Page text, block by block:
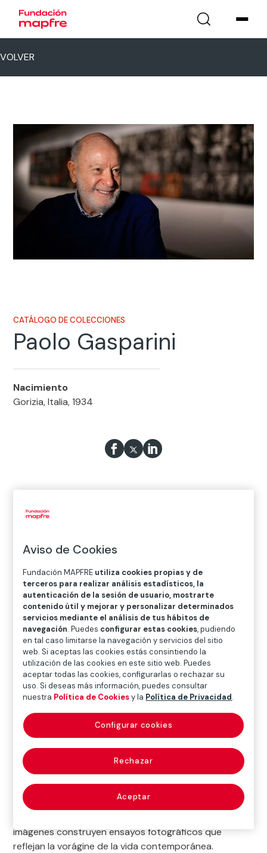
VOLVER
CATÁLOGO DE COLECCIONES
Paolo Gasparini
Nacimiento
Gorizia, Italia, 1934
Biografía
Italia, 1934) muestran la realidad social de la posguerra
italiano. Con veinte años emigra a Venezuela y, aunque
se dedica profesionalmente a la fotografía de
arquitectura, comienza a retratar el país y a trabajar el
reportaje de calle con un lenguaje realista influido por
autores como Paul Strand, Robert Frank o William Klein.
Con su trabajo fotográfico, que le ha valido ser uno de
los autores más destacados del panorama
latinoamericano, recorre diferentes países de América
y Europa, e incide en las contradicciones del mundo
actual, subrayando las desigualdades sociales,
económicas y culturales. Carteles publicitarios,
rascacielos, casas humildes, trabajadores, personas
sin hogar o transeúntes son los protagonistas de una
obra que se propone conectar las realidades de dos
mundos aparentemente opuestos —el denominado
«primer mundo» y los países empobrecidos— para
imágenes construyen ensayos fotográficos que
reflejan la vorágine de la vida contemporánea.
Aviso de Cookies
Fundación MAPFRE utiliza cookies propias y de
terceros para realizar análisis estadísticos, la
autenticación de la sesión de usuario, mostrarte
contenido útil y mejorar y personalizar determinados
servicios mediante el análisis de tus hábitos de
navegación. Puedes configurar estas cookies, pudiendo
en tal caso limitarse la navegación y servicios del sitio
web. Si aceptas las cookies estás consintiendo la
utilización de las cookies en este sitio web. Puedes
aceptar todas las cookies, configurarlas o rechazar su
uso. Si deseas más información, puedes consultar
nuestra Política de Cookiesy la Política de Privacidad.
Rechazar
Aceptar
Configurar cookies